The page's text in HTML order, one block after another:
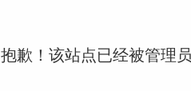
抱歉！该站点已经被管理